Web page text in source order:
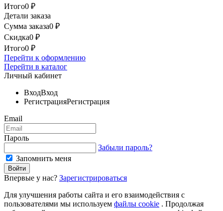
Итого0 ₽
Детали заказа
Сумма заказа0 ₽
Скидка0 ₽
Итого0 ₽
Перейти к оформлению
Перейти в каталог
Личный кабинет
ВходВход
РегистрацияРегистрация
Email
Пароль
Забыли пароль?
Запомнить меня
Впервые у нас? Зарегистрироваться
Для улучшения работы сайта и его взаимодействия с
пользователями мы используем файлы cookie . Продолжая